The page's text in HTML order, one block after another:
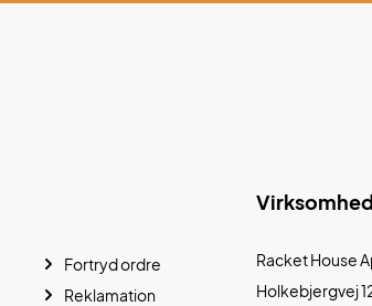
Racket House
Holkebjergvej
Fortryd ordre
Reklamation